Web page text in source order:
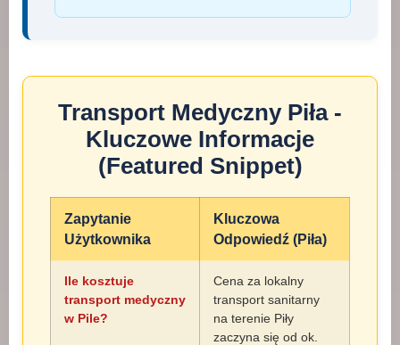
Transport Medyczny Piła -
Kluczowe Informacje
(Featured Snippet)
Zapytanie
Użytkownika
Kluczowa
Odpowiedź (Piła)
Ile kosztuje
transport medyczny
w Pile?
Cena za lokalny
transport sanitarny
na terenie Piły
zaczyna się od ok.